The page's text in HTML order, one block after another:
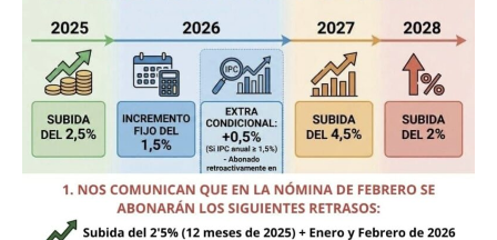
año
2025-
2026-
2027-
2028